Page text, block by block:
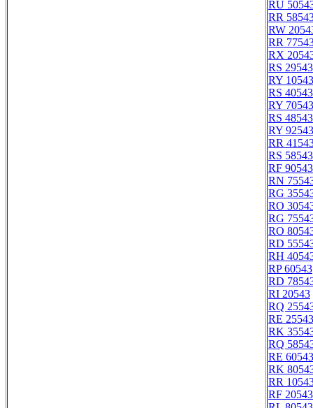
RU
RR
RW
RR
RX
RS 29543
RY 10543
RS 40543
RY 70543
RS 48543
RY 92543
RR
RS 58543
RF 90543
RN
RG
RO
RG
RO
RD
RH
RP 60543
RD
RI 20543
RQ
RE 25543
RK
RQ
RE 60543
RK
RR
RF 20543